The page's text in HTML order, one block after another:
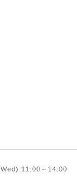
11:00～14:00